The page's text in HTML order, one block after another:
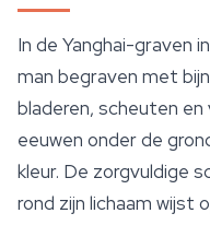
In de Yanghai-graven
man begraven met
bladeren, scheuten en
eeuwen onder de
kleur. De zorgvuldige
rond zijn lichaam wijst